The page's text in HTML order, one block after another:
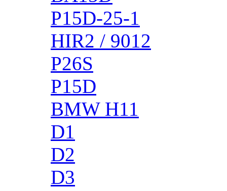
P15D-25-1
HIR2 / 9012
P26S
P15D
BMW H11
D1
D2
D3